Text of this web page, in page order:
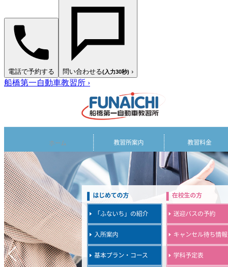
電話で予約する 問い合わせる(入力30秒) ›
船橋第一自動車教習所 ›